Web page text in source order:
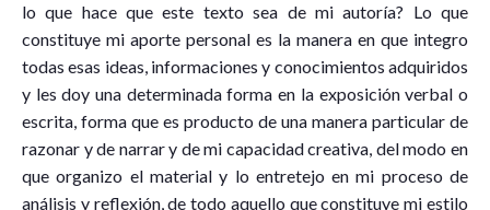
lo que hace que este texto sea de mi autoría? Lo que
constituye mi aporte personal es la manera en que integro
todas esas ideas, informaciones y conocimientos adquiridos
y les doy una determinada forma en la exposición verbal o
escrita, forma que es producto de una manera particular de
razonar y de narrar y de mi capacidad creativa, del modo en
que organizo el material y lo entretejo en mi proceso de
análisis y reflexión, de todo aquello que constituye mi estilo